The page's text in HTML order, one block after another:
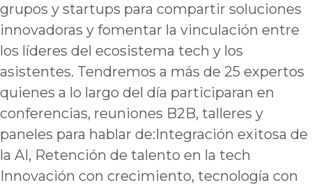
grupos y startups para compartir soluciones
innovadoras y fomentar la vinculación entre
los líderes del ecosistema tech y los
asistentes. Tendremos a más de 25 expertos
quienes a lo largo del día participaran en
conferencias, reuniones B2B, talleres y
paneles para hablar de:Integración exitosa de
la AI, Retención de talento en la tech
Innovación con crecimiento, tecnología con